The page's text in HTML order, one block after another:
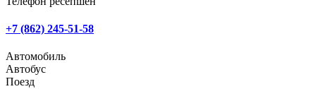
+7 (862) 245-51-58
Автомобиль
Автобус
Поезд